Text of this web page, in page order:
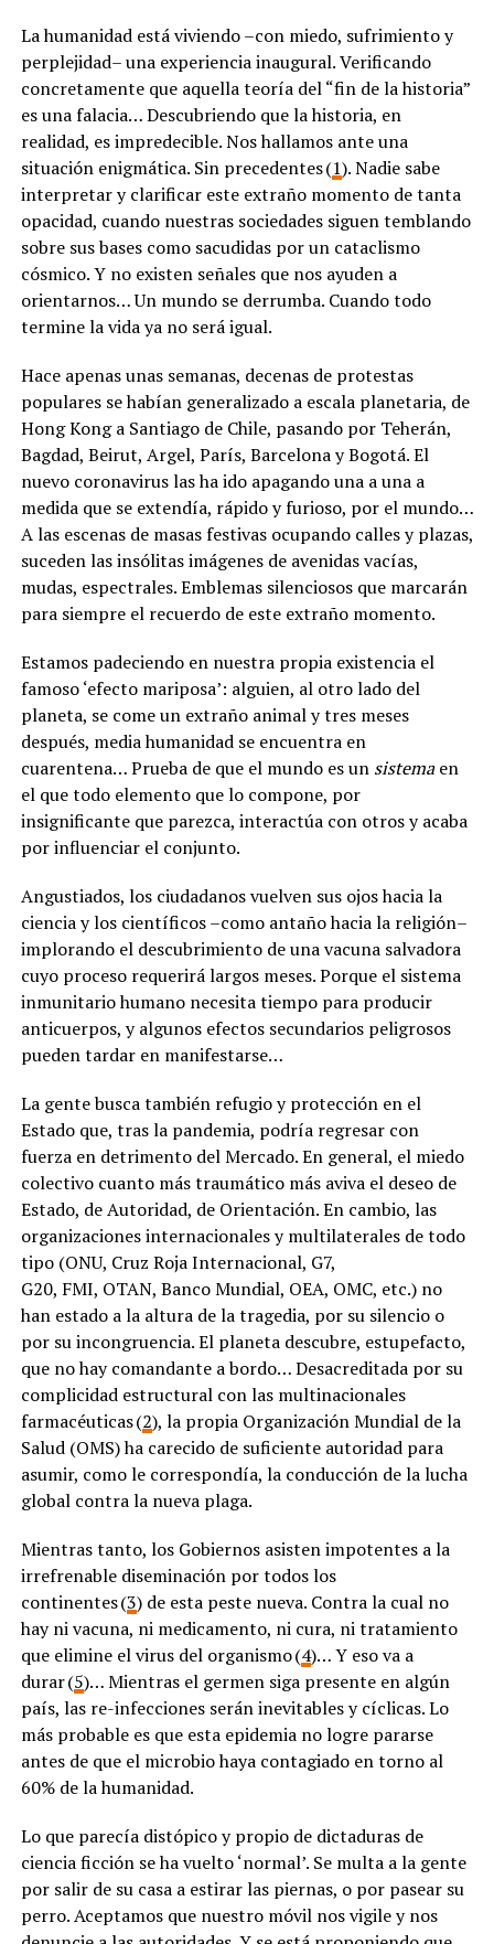
La humanidad está viviendo –con miedo, sufrimiento y
perplejidad– una experiencia inaugural. Verificando
concretamente que aquella teoría del “fin de la historia”
es una falacia… Descubriendo que la historia, en
realidad, es impredecible. Nos hallamos ante una
situación enigmática. Sin precedentes (1). Nadie sabe
interpretar y clarificar este extraño momento de tanta
opacidad, cuando nuestras sociedades siguen temblando
sobre sus bases como sacudidas por un cataclismo
cósmico. Y no existen señales que nos ayuden a
orientarnos… Un mundo se derrumba. Cuando todo
termine la vida ya no será igual.
Hace apenas unas semanas, decenas de protestas
populares se habían generalizado a escala planetaria, de
Hong Kong a Santiago de Chile, pasando por Teherán,
Bagdad, Beirut, Argel, París, Barcelona y Bogotá. El
nuevo coronavirus las ha ido apagando una a una a
medida que se extendía, rápido y furioso, por el mundo…
A las escenas de masas festivas ocupando calles y plazas,
suceden las insólitas imágenes de avenidas vacías,
mudas, espectrales. Emblemas silenciosos que marcarán
para siempre el recuerdo de este extraño momento.
Estamos padeciendo en nuestra propia existencia el
famoso ‘efecto mariposa’: alguien, al otro lado del
planeta, se come un extraño animal y tres meses
después, media humanidad se encuentra en
cuarentena… Prueba de que el mundo es un sistemaen
el que todo elemento que lo compone, por
insignificante que parezca, interactúa con otros y acaba
por influenciar el conjunto.
Angustiados, los ciudadanos vuelven sus ojos hacia la
ciencia y los científicos –como antaño hacia la religión–
implorando el descubrimiento de una vacuna salvadora
cuyo proceso requerirá largos meses. Porque el sistema
inmunitario humano necesita tiempo para producir
anticuerpos, y algunos efectos secundarios peligrosos
pueden tardar en manifestarse…
La gente busca también refugio y protección en el
Estado que, tras la pandemia, podría regresar con
fuerza en detrimento del Mercado. En general, el miedo
colectivo cuanto más traumático más aviva el deseo de
Estado, de Autoridad, de Orientación. En cambio, las
organizaciones internacionales y multilaterales de todo
tipo (ONU, Cruz Roja Internacional, G7,
G20, FMI, OTAN, Banco Mundial, OEA, OMC, etc.) no
han estado a la altura de la tragedia, por su silencio o
por su incongruencia. El planeta descubre, estupefacto,
que no hay comandante a bordo… Desacreditada por su
complicidad estructural con las multinacionales
farmacéuticas (2), la propia Organización Mundial de la
Salud (OMS) ha carecido de suficiente autoridad para
asumir, como le correspondía, la conducción de la lucha
global contra la nueva plaga.
Mientras tanto, los Gobiernos asisten impotentes a la
irrefrenable diseminación por todos los
continentes (3) de esta peste nueva. Contra la cual no
hay ni vacuna, ni medicamento, ni cura, ni tratamiento
que elimine el virus del organismo (4)… Y eso va a
durar (5)… Mientras el germen siga presente en algún
país, las re-infecciones serán inevitables y cíclicas. Lo
más probable es que esta epidemia no logre pararse
antes de que el microbio haya contagiado en torno al
60% de la humanidad.
Lo que parecía distópico y propio de dictaduras de
ciencia ficción se ha vuelto ‘normal’. Se multa a la gente
por salir de su casa a estirar las piernas, o por pasear su
perro. Aceptamos que nuestro móvil nos vigile y nos